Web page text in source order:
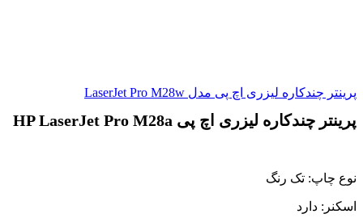
پرینتر چندکاره لیزری اچ پی مدل LaserJet Pro M28w
پرینتر چندکاره لیزری اچ پی HP LaserJet Pro M28a
نوع چاپ: تک رنگ
اسکنر: دارد